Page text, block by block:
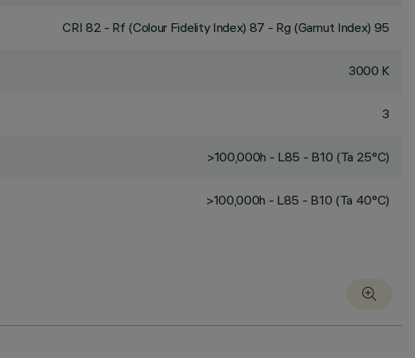
CRI 82 - Rf (Colour Fidelity Index) 87 - Rg (Gamut Index) 95
3000 K
3
>100,000h - L85 - B10 (Ta 25°C)
>100,000h - L85 - B10 (Ta 40°C)